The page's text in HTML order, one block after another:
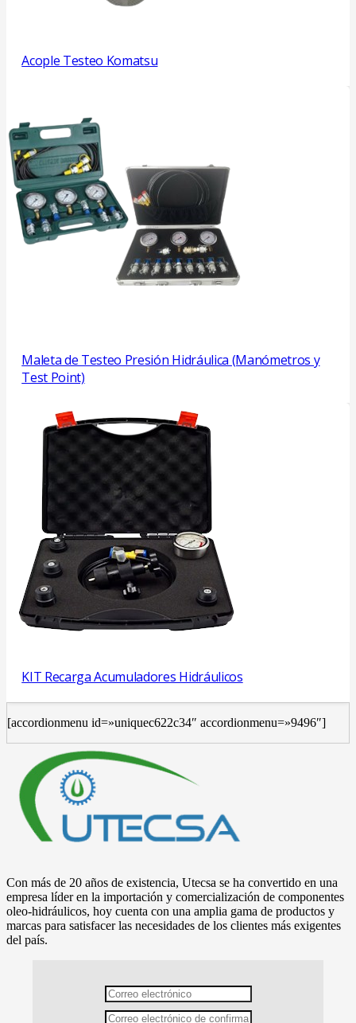
Acople Testeo Komatsu
Maleta de Testeo Presión Hidráulica (Manómetros y
Test Point)
KIT Recarga Acumuladores Hidráulicos
[accordionmenu id=»uniquec622c34″ accordionmenu=»9496″]
Con más de 20 años de existencia, Utecsa se ha convertido en una
empresa líder en la importación y comercialización de componentes
oleo-hidráulicos, hoy cuenta con una amplia gama de productos y
marcas para satisfacer las necesidades de los clientes más exigentes
del país.